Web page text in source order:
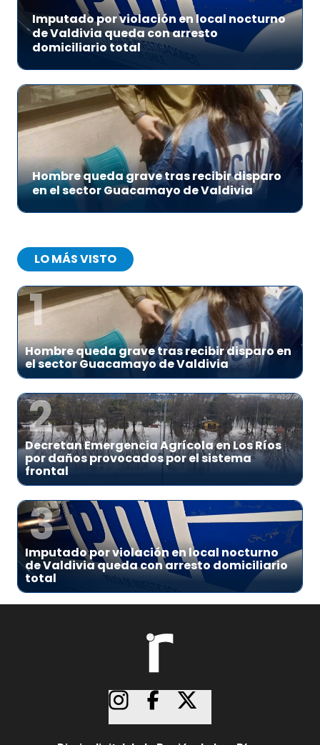
Imputado por violación en local nocturno
de Valdivia queda con arresto
domiciliario total
Hombre queda grave tras recibir disparo
en el sector Guacamayo de Valdivia
LO MÁS VISTO
1
Hombre queda grave tras recibir disparo en
el sector Guacamayo de Valdivia
2
Decretan Emergencia Agrícola en Los Ríos
por daños provocados por el sistema
frontal
3
Imputado por violación en local nocturno
de Valdivia queda con arresto domiciliario
total